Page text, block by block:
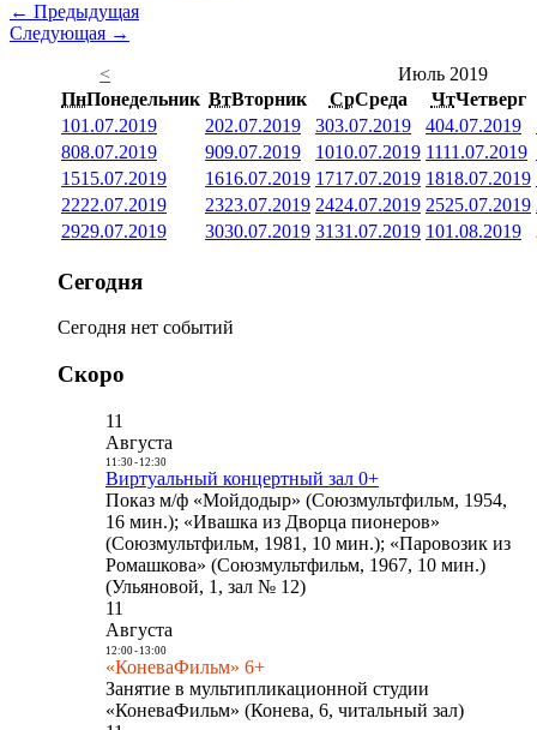
← Предыдущая
Следующая →
<
Июль 2019
ПнПонедельник ВтВторник СрСреда ЧтЧетверг
101.07.2019 202.07.2019 303.07.2019 404.07.2019
808.07.2019 909.07.2019 1010.07.2019 1111.07.2019
1515.07.2019 1616.07.2019 1717.07.2019 1818.07.2019
2222.07.2019 2323.07.2019 2424.07.2019 2525.07.2019
2929.07.2019 3030.07.2019 3131.07.2019 101.08.2019
Сегодня
Сегодня нет событий
Скоро
11
Августа
11:30- 12:30
Виртуальный концертный зал 0+
Показ м/ф «Мойдодыр» (Союзмультфильм, 1954,
16 мин.); «Ивашка из Дворца пионеров»
(Союзмультфильм, 1981, 10 мин.); «Паровозик из
Ромашкова» (Союзмультфильм, 1967, 10 мин.)
(Ульяновой, 1, зал № 12)
11
Августа
12:00- 13:00
«КоневаФильм» 6+
Занятие в мультипликационной студии
«КоневаФильм» (Конева, 6, читальный зал)